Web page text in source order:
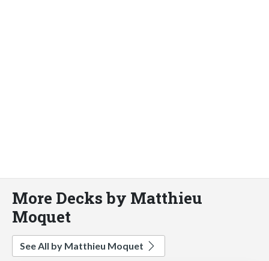
More Decks by Matthieu
Moquet
See All by Matthieu Moquet